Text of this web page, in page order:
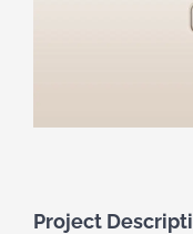
Project